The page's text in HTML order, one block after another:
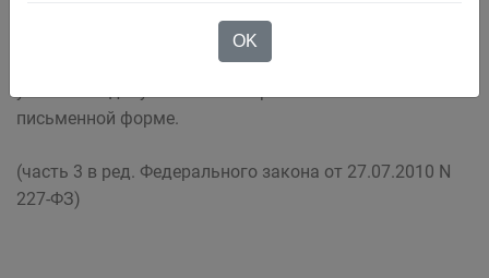
такому обращению необходимые документы и
материалы в электронной форме либо направить
письменной форме.
(часть 3 в ред. Федерального закона от 27.07.2010 N
227-ФЗ)
OK